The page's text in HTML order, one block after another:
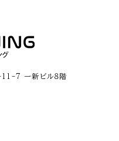
7 一新ビル８階